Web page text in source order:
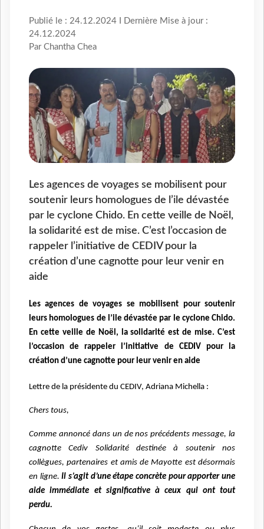
Publié le : 24.12.2024 I Dernière Mise à jour :
24.12.2024
Par Chantha Chea
Les agences de voyages se mobilisent pour
soutenir leurs homologues de l’ile dévastée
par le cyclone Chido. En cette veille de Noël,
la solidarité est de mise. C’est l’occasion de
rappeler l’initiative de CEDIV pour la
création d’une cagnotte pour leur venir en
aide
Les agences de voyages se mobilisent pour soutenir
leurs homologues de l’ile dévastée par le cyclone Chido.
En cette veille de Noël, la solidarité est de mise. C’est
l’occasion de rappeler l’initiative de CEDIV pour la
création d’une cagnotte pour leur venir en aide
Lettre de la présidente du CEDIV, Adriana Michella :
Chers tous,
Comme annoncé dans un de nos précédents message, la
cagnotte Cediv Solidarité destinée à soutenir nos
collègues, partenaires et amis de Mayotte est désormais
en ligne.Il s’agit d’une étape concrète pour apporter une
aide immédiate et significative à ceux qui ont tout
perdu.